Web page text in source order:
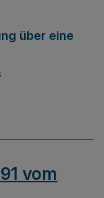
über eine
vom